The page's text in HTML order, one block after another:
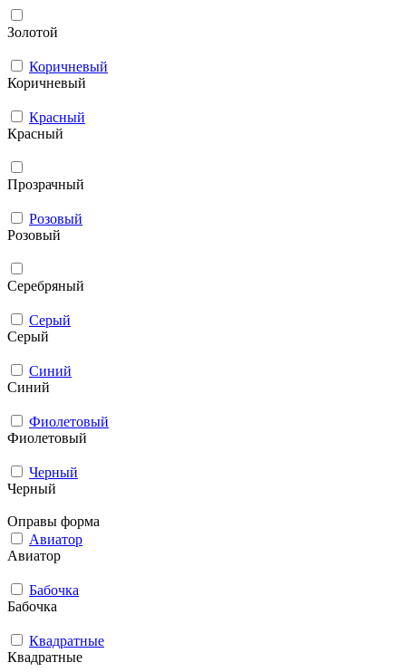
Золотой
Коричневый
Коричневый
Красный
Красный
Прозрачный
Розовый
Розовый
Серебряный
Серый
Серый
Синий
Синий
Фиолетовый
Фиолетовый
Черный
Черный
Оправы форма
Авиатор
Авиатор
Бабочка
Бабочка
Квадратные
Квадратные